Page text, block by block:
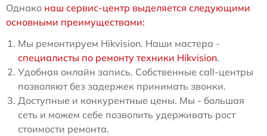
Однако наш сервис-центр выделяется следующими
основными преимуществами:
Мы ремонтируем Hikvision. Наши мастера -
специалисты по ремонту техники Hikvision.
Удобная онлайн запись. Собственные call-центры
позволяют без задержек принимать звонки.
Доступные и конкурентные цены. Мы - большая
сеть и можем себе позволить удерживать рост
стоимости ремонта.